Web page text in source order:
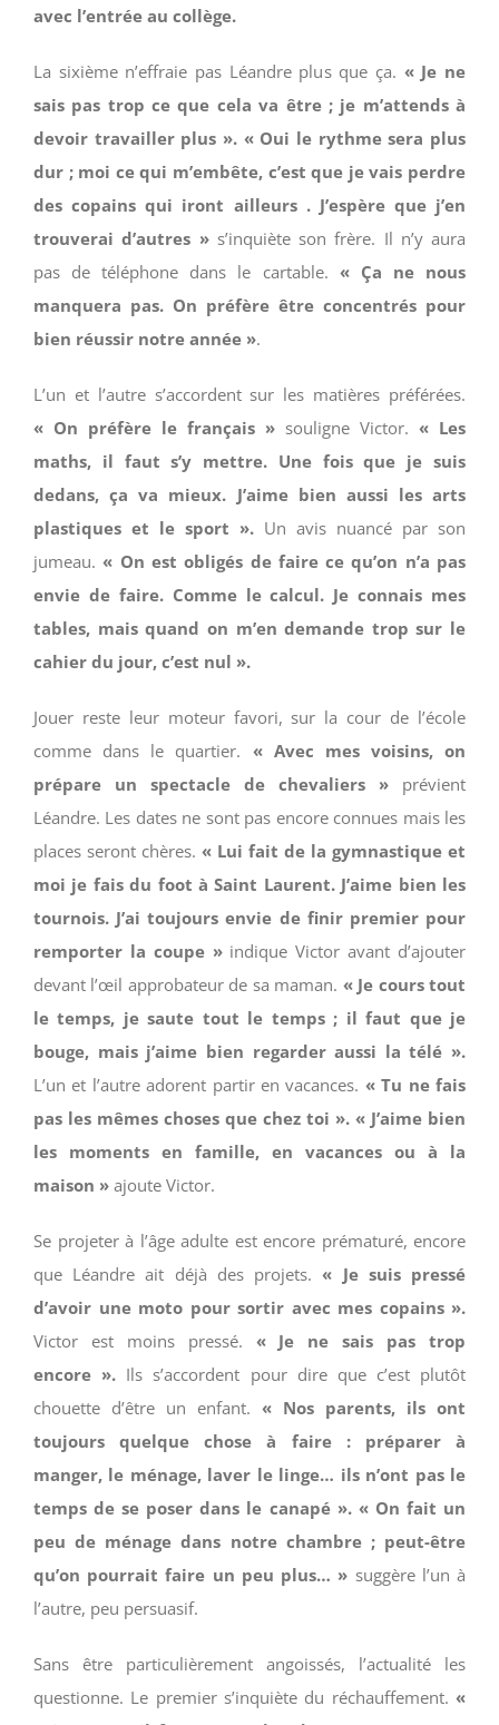
avec l’entrée au collège.
La sixième n’effraie pas Léandre plus que ça. « Je ne
sais pas trop ce que cela va être ; je m’attends à
devoir travailler plus ». « Oui le rythme sera plus
dur ; moi ce qui m’embête, c’est que je vais perdre
des copains qui iront ailleurs . J’espère que j’en
trouverai d’autres »s’inquiète son frère. Il n’y aura
pas de téléphone dans le cartable. « Ça ne nous
manquera pas. On préfère être concentrés pour
bien réussir notre année ».
L’un et l’autre s’accordent sur les matières préférées.
« On préfère le français » souligne Victor. « Les
maths, il faut s’y mettre. Une fois que je suis
dedans, ça va mieux. J’aime bien aussi les arts
plastiques et le sport ». Un avis nuancé par son
jumeau.« On est obligés de faire ce qu’on n’a pas
envie de faire. Comme le calcul. Je connais mes
tables, mais quand on m’en demande trop sur le
cahier du jour, c’est nul ».
Jouer reste leur moteur favori, sur la cour de l’école
comme dans le quartier. « Avec mes voisins, on
prépare un spectacle de chevaliers » prévient
Léandre. Les dates ne sont pas encore connues mais les
places seront chères. « Lui fait de la gymnastique et
moi je fais du foot à Saint Laurent. J’aime bien les
tournois. J’ai toujours envie de finir premier pour
remporter la coupe »indique Victor avant d’ajouter
devant l’œil approbateur de sa maman. « Je cours tout
le temps, je saute tout le temps ; il faut que je
bouge, mais j’aime bien regarder aussi la télé ».
L’un et l’autre adorent partir en vacances. « Tu ne fais
pas les mêmes choses que chez toi ». « J’aime bien
les moments en famille, en vacances ou à la
maison » ajoute Victor.
Se projeter à l’âge adulte est encore prématuré, encore
que Léandre ait déjà des projets.« Je suis pressé
d’avoir une moto pour sortir avec mes copains ».
Victor est moins pressé. « Je ne sais pas trop
encore ». Ils s’accordent pour dire que c’est plutôt
chouette d’être un enfant. « Nos parents, ils ont
toujours quelque chose à faire : préparer à
manger, le ménage, laver le linge… ils n’ont pas le
temps de se poser dans le canapé ». « On fait un
peu de ménage dans notre chambre ; peut-être
qu’on pourrait faire un peu plus… » suggère l’un à
l’autre, peu persuasif.
Sans être particulièrement angoissés, l’actualité les
questionne. Le premier s’inquiète du réchauffement. «